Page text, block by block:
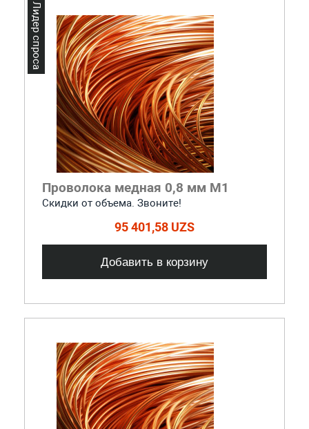
Проволока медная 0,8 мм М1
Скидки от объема. Звоните!
95 401,58 UZS
Добавить в корзину
Лидер спроса